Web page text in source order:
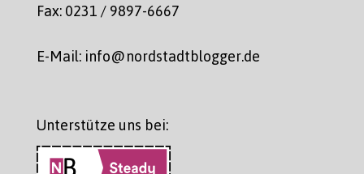
Fax: 0231 / 9897-6667
E-Mail: info@nordstadtblogger.de
Unterstütze uns bei: